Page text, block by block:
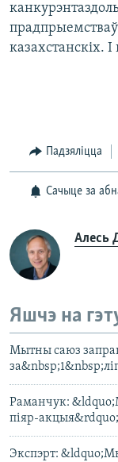
казахстанскіх.
Падзяліцца
Сачыце за
Алесь
Яшчэ на
Мытны саюз
Раманчук:
піяр-акцыя&rdquo;
Экспэрт: